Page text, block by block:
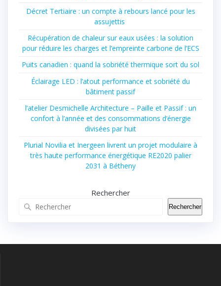
Décret Tertiaire : un compte à rebours lancé pour les
assujettis
Récupération de chaleur sur eaux usées : la solution
pour réduire les charges et l’empreinte carbone de l’ECS
Puits canadien : quand la sobriété thermique sort du sol
Éclairage LED : l’atout performance et sobriété du
bâtiment passif
l’atelier Desmichelle Architecture – Paille et Passif : un
confort à l’année et des consommations d’énergie
divisées par huit
Plurial Novilia et Inergeen livrent un projet modulaire à
très haute performance énergétique RE2020 palier
2031 à Bétheny
Rechercher
Rechercher